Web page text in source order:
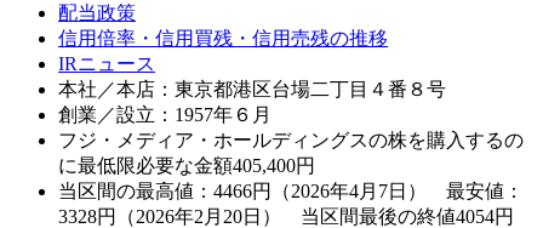
配当政策
信用倍率・信用買残・信用売残の推移
IRニュース
本社／本店：東京都港区台場二丁目４番８号
創業／設立：1957年６月
フジ・メディア・ホールディングスの株を購入するの
に最低限必要な金額405,400円
当区間の最高値：4466円（2026年4月7日） 最安値：
3328円（2026年2月20日） 当区間最後の終値4054円